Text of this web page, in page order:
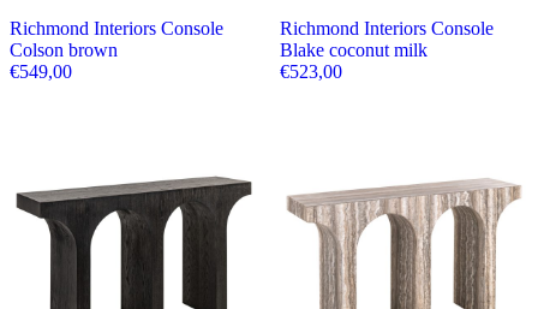
Richmond Interiors Console
Colson brown
€549,00
Richmond Interiors Console
Blake coconut milk
€523,00